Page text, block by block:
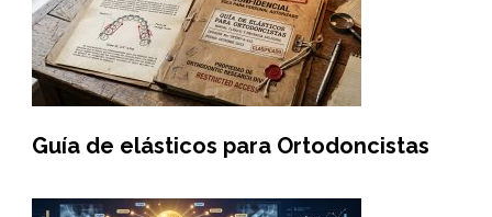
Guía de elásticos para Ortodoncistas